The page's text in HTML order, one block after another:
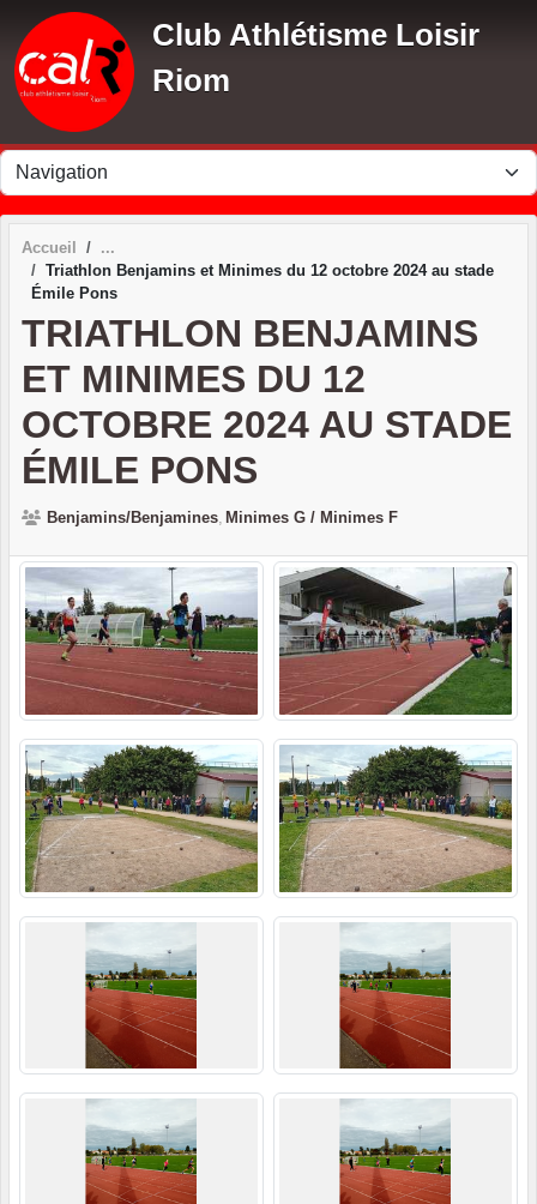
Club Athlétisme Loisir
Riom
Accueil
Triathlon Benjamins et Minimes du 12 octobre 2024 au stade
Émile Pons
TRIATHLON BENJAMINS
ET MINIMES DU 12
OCTOBRE 2024 AU STADE
ÉMILE PONS
Benjamins/Benjamines Minimes G / Minimes F
Panneau de gestion des cookies